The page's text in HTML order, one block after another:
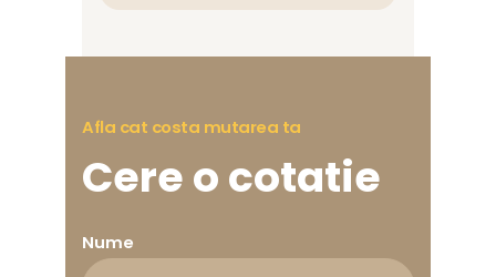
Afla cat costa mutarea ta
Cere o cotatie
Nume